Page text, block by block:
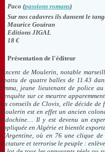
Paco (passions romans)
Sur nos cadavres ils dansent le
Maurice Gouiran
Editions JIGAL
18 €
Présentation de l'éditeur
Vincent de Moulerin, notable
abattu de quatre balles de 11.43
Emma, jeune lieutenant de police
l’enquête sur ce meurtre
les conseils de Clovis, elle décide
Moulerin est en effet un ancien
Indochine… Il y est devenu un
appliquée en Algérie et bientôt
L’Argentine, où en 76 une clique
dictature et terrorise le peuple :